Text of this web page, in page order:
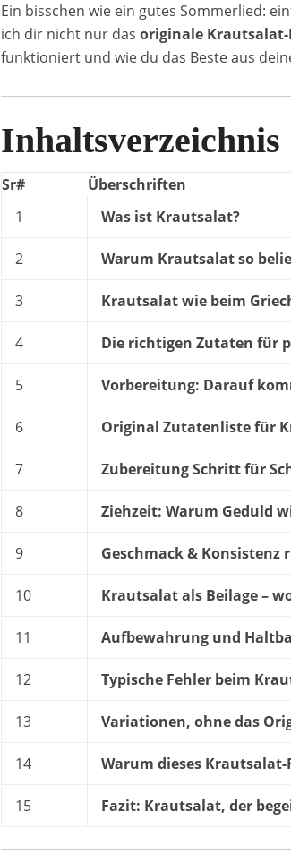
Ein bisschen wie ein gutes Sommerlied:
ich dir nicht nur das originale Krautsalat-
funktioniert und wie du das Beste aus
Inhaltsverzeichnis
Sr#
Überschriften
1
Was ist Krautsalat?
2 Warum Krautsalat so
3 Krautsalat wie beim
4 Die richtigen Zutaten für
5 Vorbereitung: Darauf
6 Original Zutatenliste für
7 Zubereitung Schritt für
8 Ziehzeit: Warum Geduld
9 Geschmack & Konsistenz
10 Krautsalat als Beilage –
11 Aufbewahrung und
12 Typische Fehler beim
13 Variationen, ohne das
14 Warum dieses
15 Fazit: Krautsalat, der